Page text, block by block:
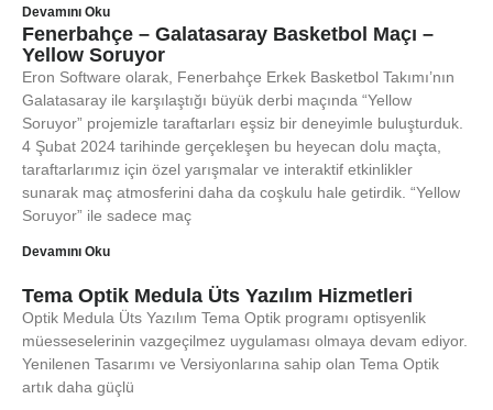
Devamını Oku
Fenerbahçe – Galatasaray Basketbol Maçı –
Yellow Soruyor
Eron Software olarak, Fenerbahçe Erkek Basketbol Takımı’nın
Galatasaray ile karşılaştığı büyük derbi maçında “Yellow
Soruyor” projemizle taraftarları eşsiz bir deneyimle buluşturduk.
4 Şubat 2024 tarihinde gerçekleşen bu heyecan dolu maçta,
taraftarlarımız için özel yarışmalar ve interaktif etkinlikler
sunarak maç atmosferini daha da coşkulu hale getirdik. “Yellow
Soruyor” ile sadece maç
Devamını Oku
Tema Optik Medula Üts Yazılım Hizmetleri
Optik Medula Üts Yazılım Tema Optik programı optisyenlik
müesseselerinin vazgeçilmez uygulaması olmaya devam ediyor.
Yenilenen Tasarımı ve Versiyonlarına sahip olan Tema Optik
artık daha güçlü